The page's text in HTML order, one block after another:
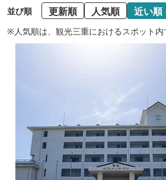
並び順 更新順 人気順 近い順
※人気順は、観光三重におけるスポット